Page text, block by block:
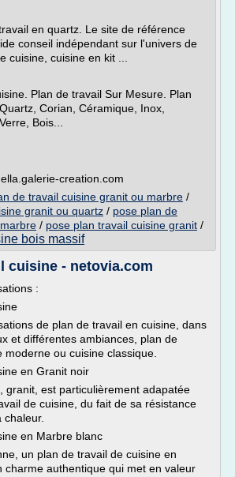
en quartz. Le site de référence
conseil indépendant sur l'univers de
cuisine, cuisine en kit ...
Plan de travail Sur Mesure. Plan
Corian, Céramique, Inox,
Bois...
creation.com
de travail cuisine granit ou marbre /
granit ou quartz / pose plan de
/ pose plan travail cuisine granit /
bois massif
cuisine - netovia.com
:
de plan de travail en cuisine, dans
et différentes ambiances, plan de
moderne ou cuisine classique.
en Granit noir
granit, est particulièrement adapatée
de cuisine, du fait de sa résistance
en Marbre blanc
un plan de travail de cuisine en
charme authentique qui met en valeur